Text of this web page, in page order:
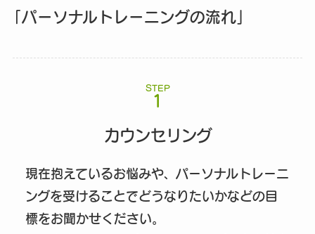
「パーソナルトレーニングの流れ」
STEP
カウンセリング
現在抱えているお悩みや、パーソナルトレーニ
ングを受けることでどうなりたいかなどの目
標をお聞かせください。